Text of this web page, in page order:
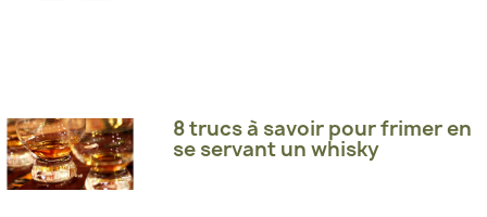
8 trucs à savoir pour frimer en
se servant un whisky